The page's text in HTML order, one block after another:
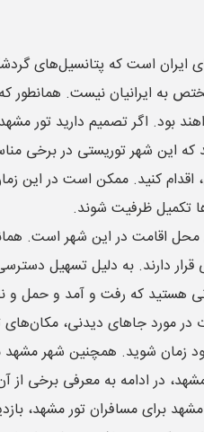
ایران است که پتانسیل‌های
به ایرانیان نیست. همانطور
اگر تصمیم دارید تور مشهد
که این شهر توریستی در برخی
کنید. ممکن است در این
تکمیل ظرفیت شوند.
محل اقامت در این شهر است.
دارند. به دلیل تسهیل
هستید که رفت و آمد و حمل و
مورد جاهای دیدنی،
زمان شوید. همچنین شهر
در ادامه به معرفی برخی از
برای مسافران تور مشهد،